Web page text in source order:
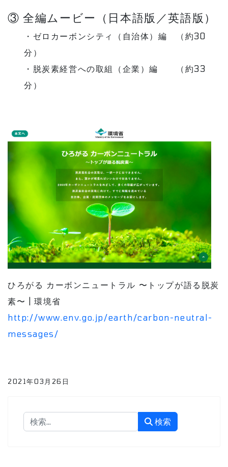
③ 全編ムービー（日本語版／英語版）
・ゼロカーボンシティ（自治体）編 （約30
分）
・脱炭素経営への取組（企業）編 （約33
分）
ひろがる カーボンニュートラル 〜トップが語る脱炭
素〜 | 環境省
http://www.env.go.jp/earth/carbon-neutral-
messages/
2021年03月26日
検索 検索